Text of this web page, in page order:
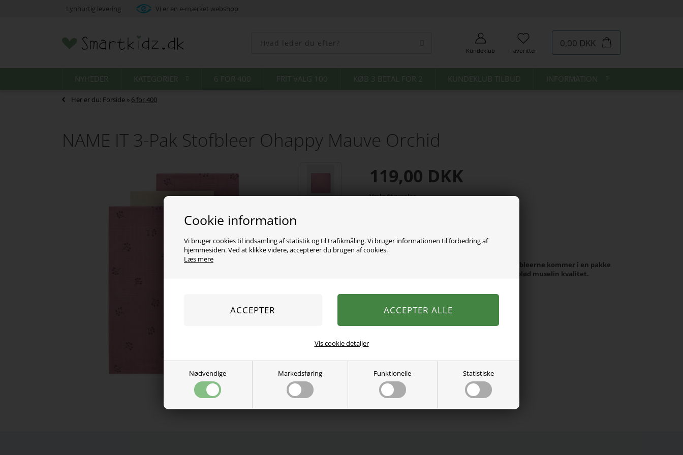
Cookie information
Vi bruger cookies til indsamling af statistik og til trafikmåling. Vi bruger informationen til forbedring af
hjemmesiden. Ved at klikke videre, accepterer du brugen af cookies.
Læs mere
Nødvendige Markedsføring Funktionelle Statistiske
Vis cookie detaljer
Lynhurtig levering Vi er en e-mærket webshop
Kundeklub Favoritter
0,00 DKK
NYHEDER KATEGORIER 6 FOR 400 FRIT VALG 100 KØB 3 BETAL FOR 2 KUNDEKLUB TILBUD INFORMATION
Her er du: Forside » 6 for 400
NAME IT 3-Pak Stofbleer Ohappy Mauve Orchid
119,00 DKK
Vælg Størrelse
Varen er desværre udsolgt
Mega lækker 3-pak stofbleer fra Name it. Stofbleerne kommer i en pakke
med 2 printede og 1 ensfarvet. Det er i mega blød muselin kvalitet.
100% økologisk bomuld.